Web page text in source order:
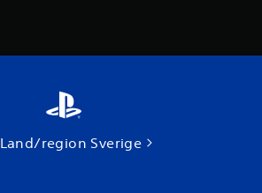
Land/region Sverige